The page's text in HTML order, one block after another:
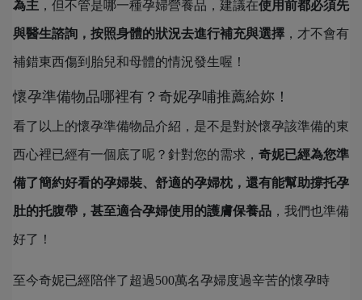
為主 ，但不管是哪一種孕婦營養品，建議在使用前都必須先
與醫生諮詢，按照身體的狀況去進行補充與選擇 ，才不會有
補錯東西傷到胎兒和母體的情況發生喔！
懷孕準備物品哪裡有？奇妮孕哺推薦給妳！
看了以上的懷孕準備物品介紹，是不是對於懷孕該準備的東
西心裡已經有一個底了呢？針對您的需求， 奇妮已經為您準
備了簡約好看的孕婦裝、舒適的孕婦枕，還有能幫助撐托孕
肚的托腹帶，甚至適合孕婦使用的護膚保養品 ，我們也準備
好了！
至今奇妮已經陪伴了超過500萬名孕婦度過辛苦的懷孕時